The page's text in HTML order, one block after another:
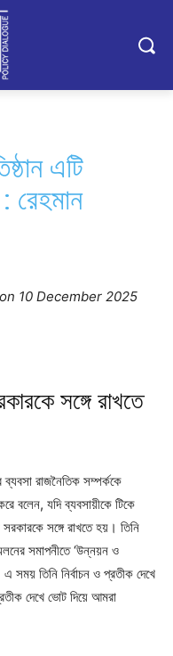
এটি
রেহমান
n 10 December 2025
সঙ্গে রাখতে
রাজনৈতিক সম্পর্ককে
বলেন, যদি ব্যবসায়ীকে টিকে
সঙ্গে রাখতে হয়। তিনি
সমাপনীতে ‘উন্নয়ন ও
তিনি নির্বাচন ও প্রতীক দেখে
দেখে ভোট দিয়ে আমরা